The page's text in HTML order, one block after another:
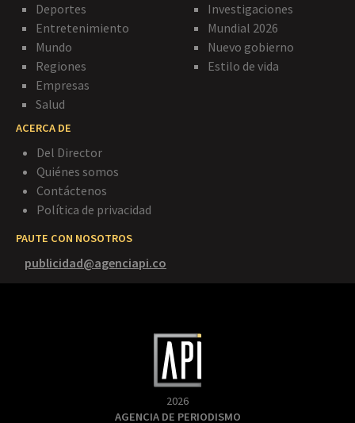
Deportes
Entretenimiento
Mundo
Regiones
Empresas
Salud
Investigaciones
Mundial 2026
Nuevo gobierno
Estilo de vida
ACERCA DE
Del Director
Quiénes somos
Contáctenos
Política de privacidad
PAUTE CON NOSOTROS
publicidad@agenciapi.co
2026
AGENCIA DE PERIODISMO